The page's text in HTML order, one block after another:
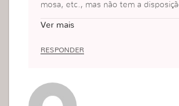
mosa, etc., mas não tem a
Há que estabelecer metas para nós
as diárias que nos aproximem mais
Ver mais
RESPONDER